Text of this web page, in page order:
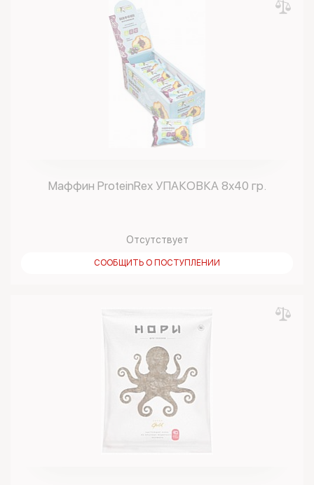
Маффин ProteinRex УПАКОВКА 8х40 гр.
Отсутствует
СООБЩИТЬ О ПОСТУПЛЕНИИ